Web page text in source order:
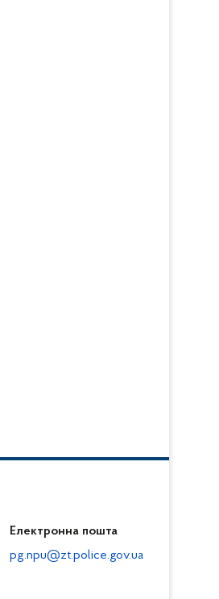
Електронна пошта
pg.npu@zt.police.gov.ua